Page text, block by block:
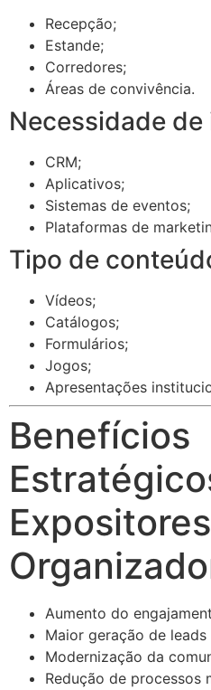
Recepção;
Estande;
Corredores;
Áreas de convivência.
Necessidade
CRM;
Aplicativos;
Sistemas de eventos;
Plataformas de
Tipo de
Vídeos;
Catálogos;
Formulários;
Jogos;
Apresentações
Benefícios
Aumento do
Maior geração de
Modernização da
Redução de processos